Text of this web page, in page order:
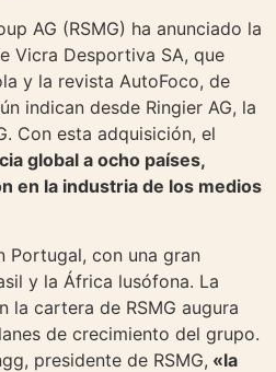
AG (RSMG) ha anunciado la
Vicra Desportiva SA, que
y la revista AutoFoco, de
indican desde Ringier AG, la
Con esta adquisición, el
global a ocho países,
en la industria de los medios
Portugal, con una gran
y la África lusófona. La
la cartera de RSMG augura
de crecimiento del grupo.
presidente de RSMG, «la